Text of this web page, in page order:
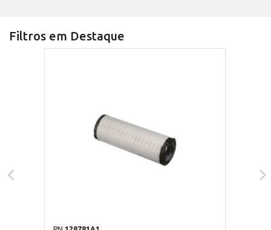
Filtros em Destaque